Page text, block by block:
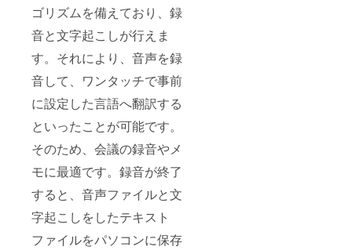
ゴリズムを備えており、録
音と文字起こしが行えま
す。それにより、音声を録
音して、ワンタッチで事前
に設定した言語へ翻訳する
といったことが可能です。
そのため、会議の録音やメ
モに最適です。録音が終了
すると、音声ファイルと文
字起こしをしたテキスト
ファイルをパソコンに保存